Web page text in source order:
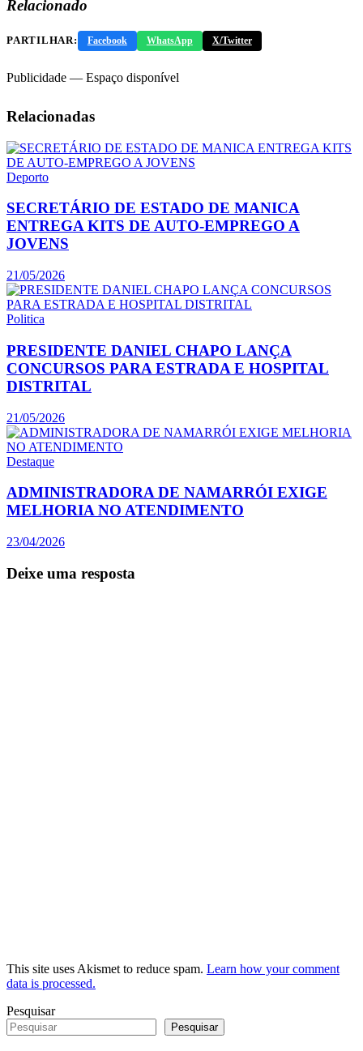
Relacionado
PARTILHAR: Facebook WhatsApp X/Twitter
Publicidade — Espaço disponível
Relacionadas
Deporto
SECRETÁRIO DE ESTADO DE MANICA
ENTREGA KITS DE AUTO-EMPREGO A
JOVENS
21/05/2026
Politica
PRESIDENTE DANIEL CHAPO LANÇA
CONCURSOS PARA ESTRADA E HOSPITAL
DISTRITAL
21/05/2026
Destaque
ADMINISTRADORA DE NAMARRÓI EXIGE
MELHORIA NO ATENDIMENTO
23/04/2026
Deixe uma resposta
This site uses Akismet to reduce spam. Learn how your comment
data is processed.
Pesquisar
Pesquisar